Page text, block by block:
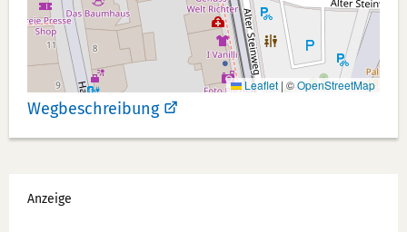
Leaflet | ©OpenStreetMap
Wegbeschreibung
Werbung
Anzeige